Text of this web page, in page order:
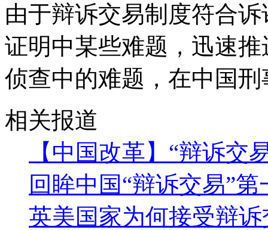
由于辩诉交易制度符合
证明中某些难题，迅速
侦查中的难题，在中国
相关报道
【中国改革】“辩诉交
回眸中国“辩诉交易”第
英美国家为何接受辩诉